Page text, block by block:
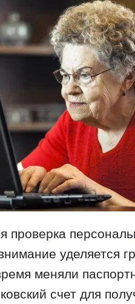
проверка
уделяется
меняли
счет для